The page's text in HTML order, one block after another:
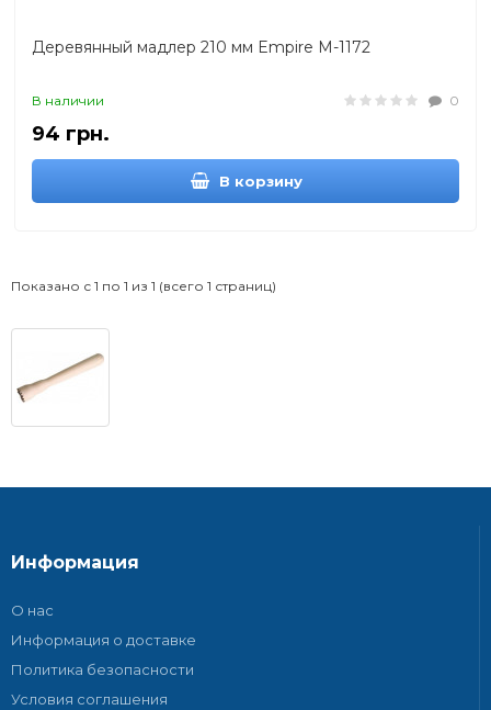
Деревянный мадлер 210 мм Empire М-1172
В наличии 0
94 грн.
В корзину
Показано с 1 по 1 из 1 (всего 1 страниц)
Информация
О нас
Информация о доставке
Политика безопасности
Условия соглашения